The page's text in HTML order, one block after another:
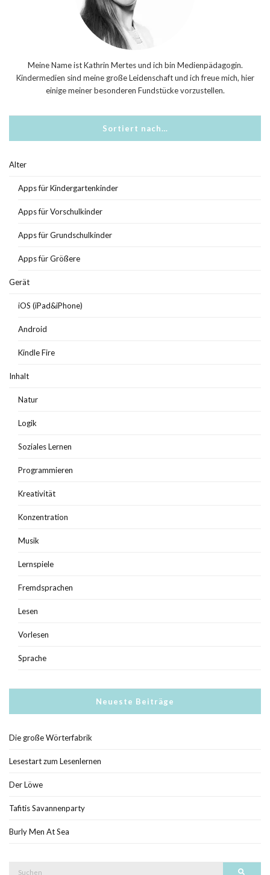
Meine Name ist Kathrin Mertes und ich bin Medienpädagogin.
Kindermedien sind meine große Leidenschaft und ich freue mich, hier
einige meiner besonderen Fundstücke vorzustellen.
Sortiert nach…
Alter
Apps für Kindergartenkinder
Apps für Vorschulkinder
Apps für Grundschulkinder
Apps für Größere
Gerät
iOS (iPad&iPhone)
Android
Kindle Fire
Inhalt
Natur
Logik
Soziales Lernen
Programmieren
Kreativität
Konzentration
Musik
Lernspiele
Fremdsprachen
Lesen
Vorlesen
Sprache
Neueste Beiträge
Die große Wörterfabrik
Lesestart zum Lesenlernen
Der Löwe
Tafitis Savannenparty
Burly Men At Sea